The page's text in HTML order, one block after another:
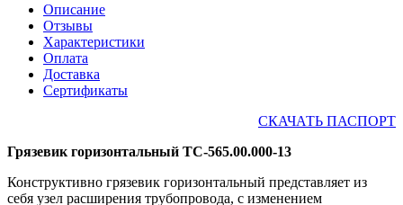
Описание
Отзывы
Характеристики
Оплата
Доставка
Сертификаты
СКАЧАТЬ ПАСПОРТ
Грязевик горизонтальный ТС-565.00.000-13
Конструктивно грязевик горизонтальный представляет из
себя узел расширения трубопровода, с изменением